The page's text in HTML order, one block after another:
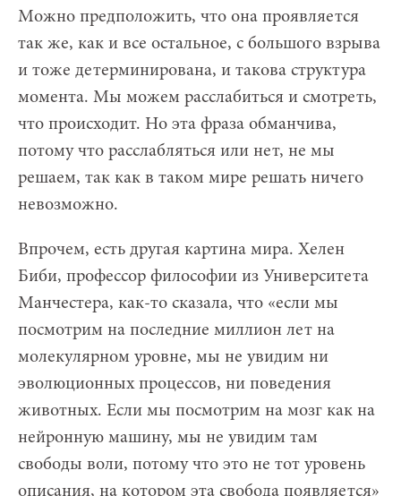
Можно предположить, что она проявляется
так же, как и все остальное, с большого взрыва
и тоже детерминирована, и такова структура
момента. Мы можем расслабиться и смотреть,
что происходит. Но эта фраза обманчива,
потому что расслабляться или нет, не мы
решаем, так как в таком мире решать ничего
невозможно.
Впрочем, есть другая картина мира. Хелен
Биби, профессор философии из Университета
Манчестера, как-то сказала, что «если мы
посмотрим на последние миллион лет на
молекулярном уровне, мы не увидим ни
эволюционных процессов, ни поведения
животных. Если мы посмотрим на мозг как на
нейронную машину, мы не увидим там
свободы воли, потому что это не тот уровень
описания, на котором эта свобода появляется»